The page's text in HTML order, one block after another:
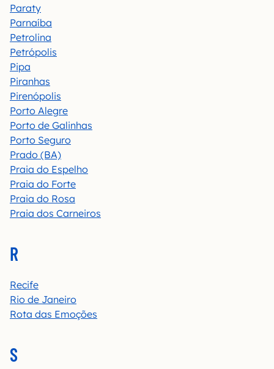
Paraty
Parnaíba
Petrolina
Petrópolis
Pipa
Piranhas
Pirenópolis
Porto Alegre
Porto de Galinhas
Porto Seguro
Prado (BA)
Praia do Espelho
Praia do Forte
Praia do Rosa
Praia dos Carneiros
R
Recife
Rio de Janeiro
Rota das Emoções
S